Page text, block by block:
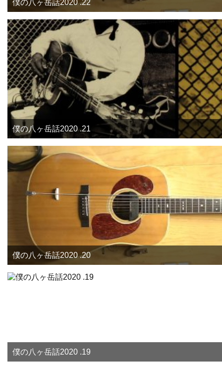
僕の八ヶ岳話2020 .22
僕の八ヶ岳話2020 .21
僕の八ヶ岳話2020 .20
僕の八ヶ岳話2020 .19